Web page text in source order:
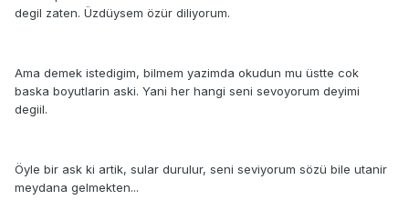
degil zaten. Üzdüysem özür diliyorum.
Ama demek istedigim, bilmem yazimda okudun mu üstte cok
baska boyutlarin aski. Yani her hangi seni sevoyorum deyimi
degiil.
Öyle bir ask ki artik, sular durulur, seni seviyorum sözü bile utanir
meydana gelmekten...